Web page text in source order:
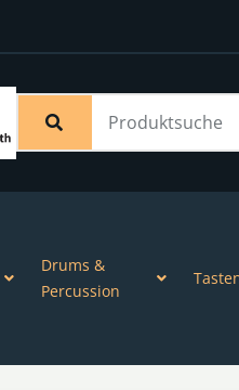
Drums &
Percussion